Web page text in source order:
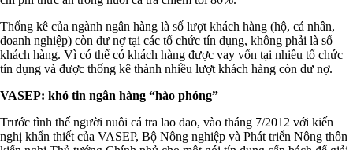
Thống kê của ngành ngân hàng là số lượt khách hàng (hộ, cá nhân,
doanh nghiệp) còn dư nợ tại các tổ chức tín dụng, không phải là số
khách hàng. Vì có thể có khách hàng được vay vốn tại nhiều tổ chức
tín dụng và được thống kê thành nhiều lượt khách hàng còn dư nợ.
VASEP: khó tin ngân hàng “hào phóng”
Trước tình thế người nuôi cá tra lao đao, vào tháng 7/2012 với kiến
nghị khẩn thiết của VASEP, Bộ Nông nghiệp và Phát triển Nông thôn